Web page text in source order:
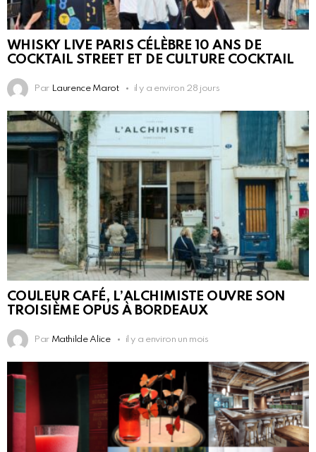
WHISKY LIVE PARIS CÉLÈBRE 10 ANS DE
COCKTAIL STREET ET DE CULTURE COCKTAIL
Par Laurence Marot il y a environ 28 jours
COULEUR CAFÉ, L’ALCHIMISTE OUVRE SON
TROISIÈME OPUS À BORDEAUX
Par Mathilde Alice il y a environ un mois